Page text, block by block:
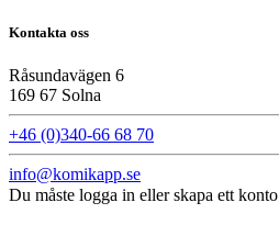
Kontakta oss
Råsundavägen 6
169 67 Solna
+46 (0)340-66 68 70
info@komikapp.se
Du måste logga in eller skapa ett konto